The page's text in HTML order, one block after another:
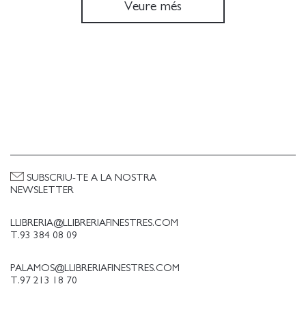
Veure més
LLIBRERIA@LLIBRERIAFINESTRES.COM
T.93 384 08 09
PALAMOS@LLIBRERIAFINESTRES.COM
T.97 213 18 70
SUBSCRIU-TE A LA NOSTRA
NEWSLETTER